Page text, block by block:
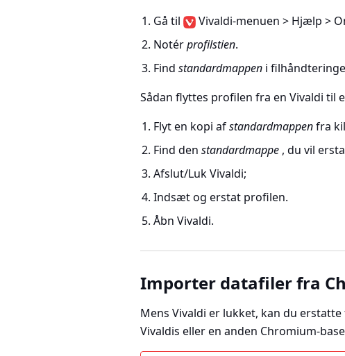
Gå til
Vivaldi-menuen > Hjælp >
Notérprofilstien.
Findstandardmappen i
Sådan flyttes profilen fra en Vivaldi til
Flyt en kopi afstandardmappenfra
Find denstandardmappe , du vil
Afslut/Luk Vivaldi;
Indsæt og erstat profilen.
Åbn Vivaldi.
Importer datafiler fra
Mens Vivaldi er lukket, kan du
Vivaldis eller en anden Chromium-